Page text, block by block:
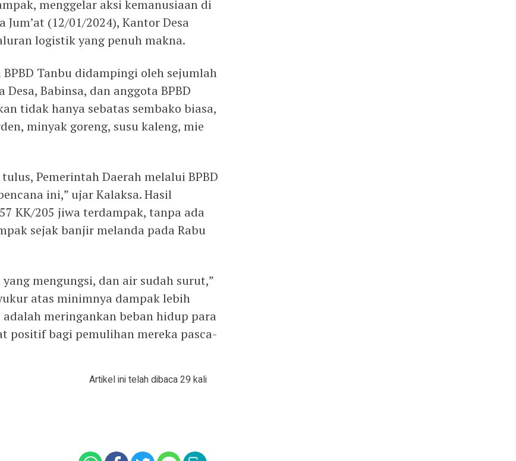
menggelar aksi kemanusiaan di
(12/01/2024), Kantor Desa
logistik yang penuh makna.
Tanbu didampingi oleh sejumlah
Babinsa, dan anggota BPBD
tidak hanya sebatas sembako biasa,
minyak goreng, susu kaleng, mie
Pemerintah Daerah melalui BPBD
ini,” ujar Kalaksa. Hasil
KK/205 jiwa terdampak, tanpa ada
sejak banjir melanda pada Rabu
mengungsi, dan air sudah surut,”
atas minimnya dampak lebih
meringankan beban hidup para
positif bagi pemulihan mereka pasca-
Artikel ini telah dibaca 29 kali